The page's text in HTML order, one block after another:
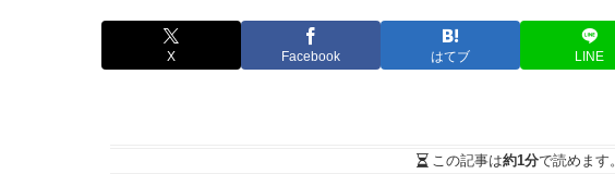
X Facebook はてブ LINE
この記事は約1分で読めます。